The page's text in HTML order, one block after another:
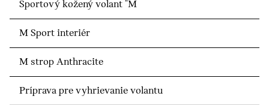
Športový kožený volant "M
M Sport interiér
M strop Anthracite
Príprava pre vyhrievanie volantu